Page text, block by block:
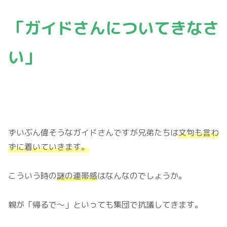
「ガイドさんについてきなさ
い」
ずいぶん偉そうなガイドさんですが兄弟たちは文句も言わ
ずに着いていきます。
こういう時の謎の連帯感はなんなのでしょうか。
親が「帰るで～」といっても集団で抗議してきます。